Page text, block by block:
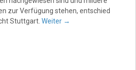
zur Verfügung stehen, entschied
Stuttgart. Weiter →